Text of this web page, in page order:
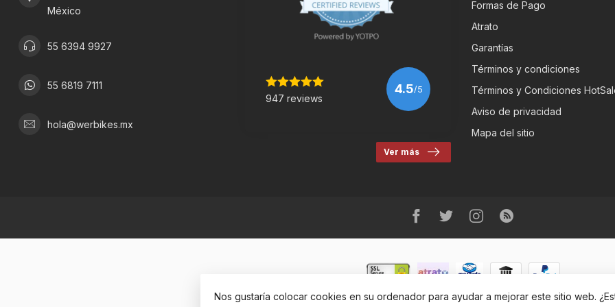
México
55 6394 9927
55 6819 7111
hola@werbikes.mx
947 reviews
4.5/5
Ver más
Formas de Pago
Atrato
Garantías
Términos y condiciones
Términos y Condiciones
Aviso de privacidad
Mapa del sitio
© Copyright 2026 WeRbikes Tienda de Bicicletas- Powered by Lightspeed-Lightspeed
Nos gustaría colocar cookies en su ordenador para ayudar a mejorar este sitio web.